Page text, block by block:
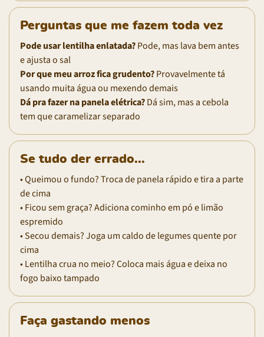
Perguntas que me fazem toda vez
Pode usar lentilha enlatada?Pode, mas lava bem antes
e ajusta o sal
Por que meu arroz fica grudento?Provavelmente tá
usando muita água ou mexendo demais
Dá pra fazer na panela elétrica?Dá sim, mas a cebola
tem que caramelizar separado
Se tudo der errado...
• Queimou o fundo? Troca de panela rápido e tira a parte
de cima
• Ficou sem graça? Adiciona cominho em pó e limão
espremido
• Secou demais? Joga um caldo de legumes quente por
cima
• Lentilha crua no meio? Coloca mais água e deixa no
fogo baixo tampado
Faça gastando menos